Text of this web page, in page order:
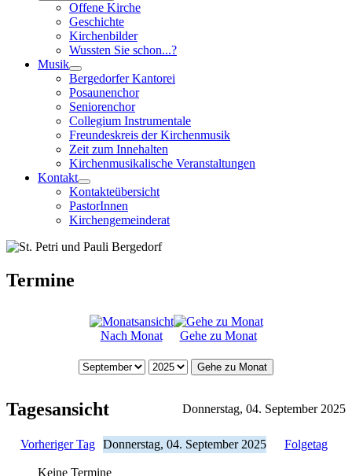
Offene Kirche
Geschichte
Kirchenbilder
Wussten Sie schon...?
Musik
Bergedorfer Kantorei
Posaunenchor
Seniorenchor
Collegium Instrumentale
Freundeskreis der Kirchenmusik
Zeit zum Innehalten
Kirchenmusikalische Veranstaltungen
Kontakt
Kontakteübersicht
PastorInnen
Kirchengemeinderat
Termine
Nach Monat Gehe zu Monat
Gehe zu Monat
Tagesansicht Donnerstag, 04. September 2025
Vorheriger Tag Donnerstag, 04. September 2025 Folgetag
Keine Termine